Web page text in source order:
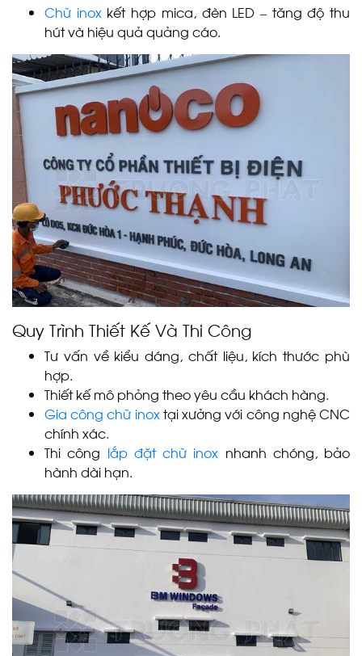
Chữ inoxkết hợp mica, đèn LED – tăng độ thu
hút và hiệu quả quảng cáo.
Quy Trình Thiết Kế Và Thi Công
Tư vấn về kiểu dáng, chất liệu, kích thước phù
hợp.
Thiết kế mô phỏng theo yêu cầu khách hàng.
Gia công chữ inoxtại xưởng với công nghệ CNC
chính xác.
Thi công lắp đặt chữ inox nhanh chóng, bảo
hành dài hạn.